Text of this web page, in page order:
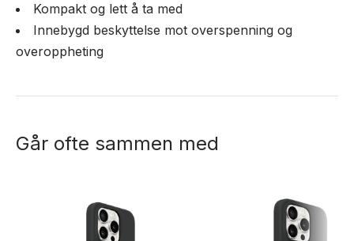
Kompakt og lett å ta med
Innebygd beskyttelse mot overspenning og
overoppheting
Går ofte sammen med